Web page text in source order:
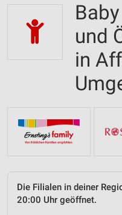
und
in
Die Filialen in deiner
20:00 Uhr geöffnet.